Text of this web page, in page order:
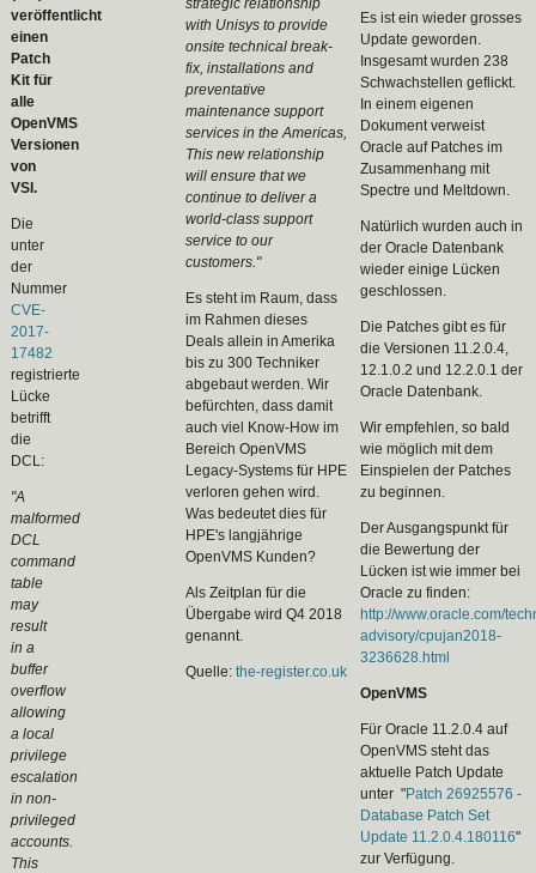
veröffentlicht
einen
Patch
Kit für
alle
OpenVMS
Versionen
von
VSI.
Die
unter
der
Nummer
CVE-
2017-
17482
registrierte
Lücke
betrifft
die
DCL:
"A
malformed
DCL
command
table
may
result
in a
buffer
overflow
allowing
a local
privilege
escalation
in non-
privileged
accounts.
This
strategic relationship
with Unisys to provide
onsite technical break-
fix, installations and
preventative
maintenance support
services in the Americas,
This new relationship
will ensure that we
continue to deliver a
world-class support
service to our
customers."
Es steht im Raum, dass
im Rahmen dieses
Deals allein in Amerika
bis zu 300 Techniker
abgebaut werden. Wir
befürchten, dass damit
auch viel Know-How im
Bereich OpenVMS
Legacy-Systems für HPE
verloren gehen wird.
Was bedeutet dies für
HPE's langjährige
OpenVMS Kunden?
Als Zeitplan für die
Übergabe wird Q4 2018
genannt.
Quelle:the-register.co.uk
Es ist ein wieder grosses
Update geworden.
Insgesamt wurden 238
Schwachstellen geflickt.
In einem eigenen
Dokument verweist
Oracle auf Patches im
Zusammenhang mit
Spectre und Meltdown.
Natürlich wurden auch in
der Oracle Datenbank
wieder einige Lücken
geschlossen.
Die Patches gibt es für
die Versionen 11.2.0.4,
12.1.0.2 und 12.2.0.1 der
Oracle Datenbank.
Wir empfehlen, so bald
wie möglich mit dem
Einspielen der Patches
zu beginnen.
Der Ausgangspunkt für
die Bewertung der
Lücken ist wie immer bei
Oracle zu finden:
http://www.oracle.com/
advisory/cpujan2018-
3236628.html
OpenVMS
Für Oracle 11.2.0.4 auf
OpenVMS steht das
aktuelle Patch Update
unter "Patch 26925576 -
Database Patch Set
Update 11.2.0.4.180116"
zur Verfügung.